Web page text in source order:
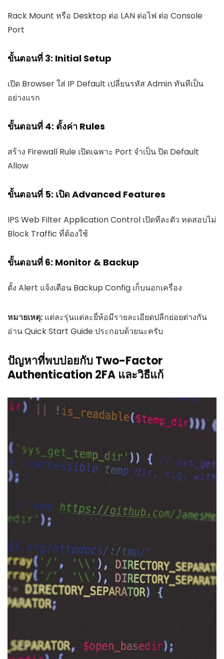
Rack Mount หรือ Desktop ต่อ LAN ต่อไฟ ต่อ Console
Port
ขั้นตอนที่ 3: Initial Setup
เปิด Browser ใส่ IP Default เปลี่ยนรหัส Admin ทันทีเป็น
อย่างแรก
ขั้นตอนที่ 4: ตั้งค่า Rules
สร้าง Firewall Rule เปิดเฉพาะ Port จำเป็น ปิด Default
Allow
ขั้นตอนที่ 5: เปิด Advanced Features
IPS Web Filter Application Control เปิดทีละตัว ทดสอบไม่
Block Traffic ที่ต้องใช้
ขั้นตอนที่ 6: Monitor & Backup
ตั้ง Alert แจ้งเตือน Backup Config เก็บนอกเครื่อง
หมายเหตุ: แต่ละรุ่นแต่ละยี่ห้อมีรายละเอียดปลีกย่อยต่างกัน
อ่าน Quick Start Guide ประกอบด้วยนะครับ
ปัญหาที่พบบ่อยกับ Two-Factor
Authentication 2FA และวิธีแก้